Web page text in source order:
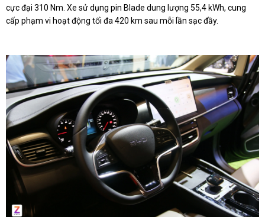
cực đại 310 Nm. Xe sử dụng pin Blade dung lượng 55,4 kWh, cung
cấp phạm vi hoạt động tối đa 420 km sau mỗi lần sạc đầy.